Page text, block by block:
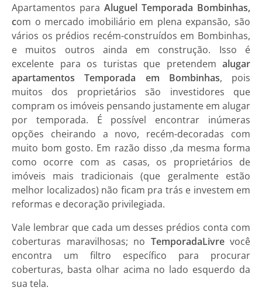
Apartamentos para Aluguel Temporada Bombinhas,
com o mercado imobiliário em plena expansão, são
vários os prédios recém-construídos em Bombinhas,
e muitos outros ainda em construção. Isso é
excelente para os turistas que pretendem alugar
apartamentos Temporada em Bombinhas, pois
muitos dos proprietários são investidores que
compram os imóveis pensando justamente em alugar
por temporada. É possível encontrar inúmeras
opções cheirando a novo, recém-decoradas com
muito bom gosto. Em razão disso ,da mesma forma
como ocorre com as casas, os proprietários de
imóveis mais tradicionais (que geralmente estão
melhor localizados) não ficam pra trás e investem em
reformas e decoração privilegiada.
Vale lembrar que cada um desses prédios conta com
coberturas maravilhosas; no TemporadaLivrevocê
encontra um filtro específico para procurar
coberturas, basta olhar acima no lado esquerdo da
sua tela.